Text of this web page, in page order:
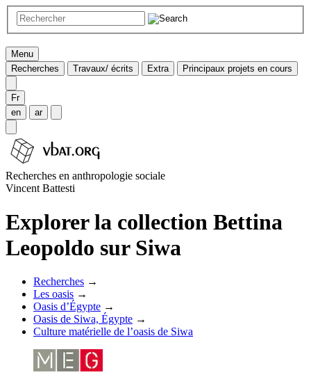
Menu
Recherches
Travaux/ écrits Extra Principaux projets en cours
Fr
en
ar
Recherches en anthropologie sociale
Vincent Battesti
Explorer la collection Bettina
Leopoldo sur Siwa
Recherches →
Les oasis →
Oasis d’Égypte →
Oasis de Siwa, Égypte →
Culture matérielle de l’oasis de Siwa